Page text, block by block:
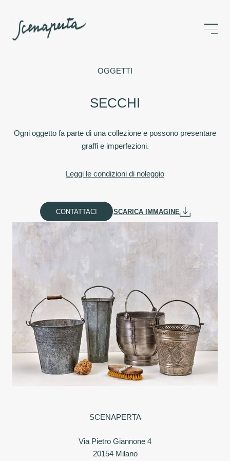
OGGETTI
SECCHI
Ogni oggetto fa parte di una collezione e possono presentare
graffi e imperfezioni.
Leggi le condizioni di noleggio
CONTATTACI SCARICA IMMAGINE
SCENAPERTA
Via Pietro Giannone 4
20154 Milano